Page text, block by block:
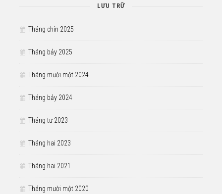
LƯU TRỮ
Tháng chín 2025
Tháng bảy 2025
Tháng mười một 2024
Tháng bảy 2024
Tháng tư 2023
Tháng hai 2023
Tháng hai 2021
Tháng mười một 2020